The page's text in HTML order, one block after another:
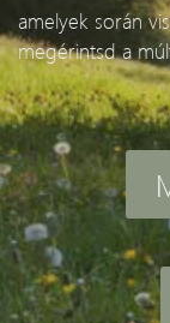
amelyek során
megérintsd a